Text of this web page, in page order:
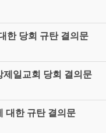
한 당회 규탄 결의문
제일교회 당회 결의문
대한 규탄 결의문